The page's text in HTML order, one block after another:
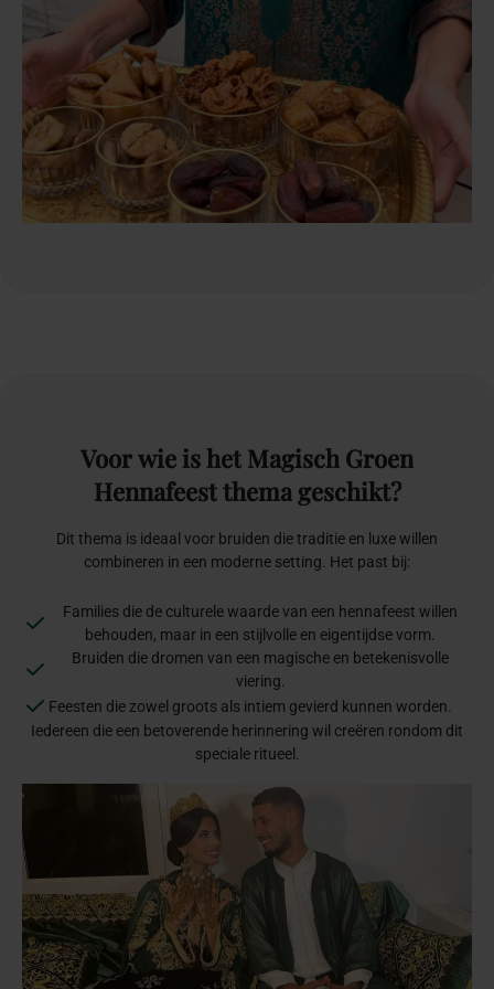
Voorwie ishet Magisch Groen
Hennafeestthema geschikt?
Dit thema is ideaal voor bruiden die traditie en luxe willen
combineren in een moderne setting. Het past bij:
Families die de culturele waarde van een hennafeest willen
behouden, maar in een stijlvolle en eigentijdse vorm.
Bruiden die dromen van een magische en betekenisvolle
viering.
Feesten die zowel groots als intiem gevierd kunnen worden.
Iedereen die een betoverende herinnering wil creëren rondom dit
speciale ritueel.